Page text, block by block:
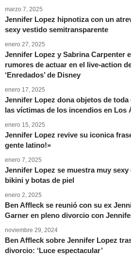
marzo 7, 2025
Jennifer Lopez hipnotiza con un
sexy vestido semitransparente
enero 27, 2025
Jennifer Lopez y Sabrina Carpenter
rumores de actuar en el live-action
‘Enredados’ de Disney
enero 17, 2025
Jennifer Lopez dona objetos de toda
las víctimas de los incendios en Los
enero 15, 2025
Jennifer Lopez revive su iconica
gente latino!»
enero 7, 2025
Jennifer Lopez se muestra muy sexy
bikini y botas de piel
enero 2, 2025
Ben Affleck se reunió con su ex
Garner en pleno divorcio con
noviembre 29, 2024
Ben Affleck sobre Jennifer Lopez
divorcio: ‘Luce espectacular’